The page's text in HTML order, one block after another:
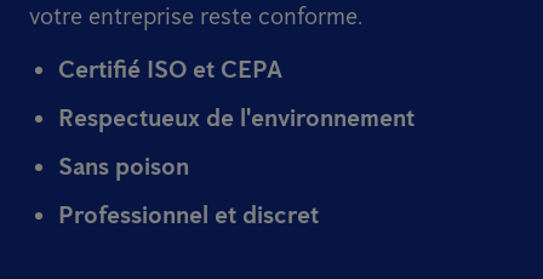
votre entreprise reste conforme.
Certifié ISO et CEPA
Respectueux de l'environnement
Sans poison
Professionnel et discret